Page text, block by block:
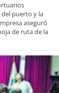
puerto y la
aseguró
de ruta de la